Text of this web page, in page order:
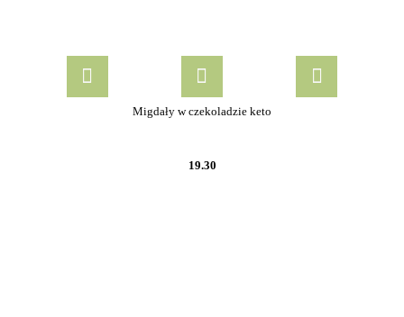
Migdały w czekoladzie keto
19.30